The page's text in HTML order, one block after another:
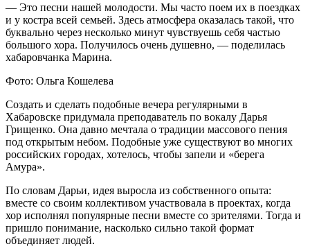
— Это песни нашей молодости. Мы часто поем их в поездках
и у костра всей семьей. Здесь атмосфера оказалась такой, что
буквально через несколько минут чувствуешь себя частью
большого хора. Получилось очень душевно, — поделилась
хабаровчанка Марина.
Фото: Ольга Кошелева
Создать и сделать подобные вечера регулярными в
Хабаровске придумала преподаватель по вокалу Дарья
Грищенко. Она давно мечтала о традиции массового пения
под открытым небом. Подобные уже существуют во многих
российских городах, хотелось, чтобы запели и «берега
Амура».
По словам Дарьи, идея выросла из собственного опыта:
вместе со своим коллективом участвовала в проектах, когда
хор исполнял популярные песни вместе со зрителями. Тогда и
пришло понимание, насколько сильно такой формат
объединяет людей.